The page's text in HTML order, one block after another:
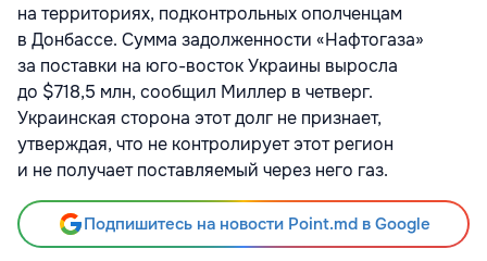
на территориях, подконтрольных ополченцам
в Донбассе. Сумма задолженности «Нафтогаза»
за поставки на юго-восток Украины выросла
до $718,5 млн, сообщил Миллер в четверг.
Украинская сторона этот долг не признает,
утверждая, что не контролирует этот регион
и не получает поставляемый через него газ.
Подпишитесь на новости Point.md в Google